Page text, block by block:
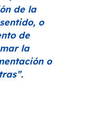
de la
o
de
la
o
.